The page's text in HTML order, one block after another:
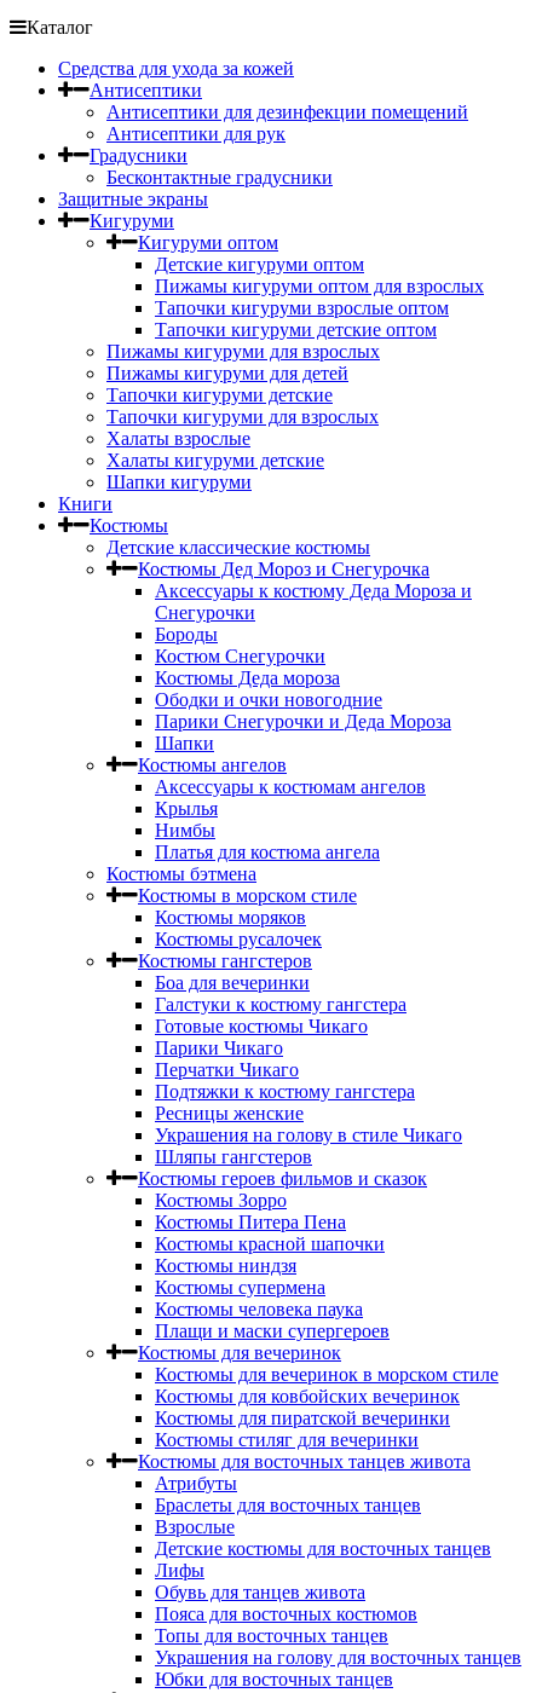
Каталог
Средства для ухода за кожей
Антисептики
Антисептики для дезинфекции помещений
Антисептики для рук
Градусники
Бесконтактные градусники
Защитные экраны
Кигуруми
Кигуруми оптом
Детские кигуруми оптом
Пижамы кигуруми оптом для взрослых
Тапочки кигуруми взрослые оптом
Тапочки кигуруми детские оптом
Пижамы кигуруми для взрослых
Пижамы кигуруми для детей
Тапочки кигуруми детские
Тапочки кигуруми для взрослых
Халаты взрослые
Халаты кигуруми детские
Шапки кигуруми
Книги
Костюмы
Детские классические костюмы
Костюмы Дед Мороз и Снегурочка
Аксессуары к костюму Деда Мороза и
Снегурочки
Бороды
Костюм Снегурочки
Костюмы Деда мороза
Ободки и очки новогодние
Парики Снегурочки и Деда Мороза
Шапки
Костюмы ангелов
Аксессуары к костюмам ангелов
Крылья
Нимбы
Платья для костюма ангела
Костюмы бэтмена
Костюмы в морском стиле
Костюмы моряков
Костюмы русалочек
Костюмы гангстеров
Боа для вечеринки
Галстуки к костюму гангстера
Готовые костюмы Чикаго
Парики Чикаго
Перчатки Чикаго
Подтяжки к костюму гангстера
Ресницы женские
Украшения на голову в стиле Чикаго
Шляпы гангстеров
Костюмы героев фильмов и сказок
Костюмы Зорро
Костюмы Питера Пена
Костюмы красной шапочки
Костюмы ниндзя
Костюмы супермена
Костюмы человека паука
Плащи и маски супергероев
Костюмы для вечеринок
Костюмы для вечеринок в морском стиле
Костюмы для ковбойских вечеринок
Костюмы для пиратской вечеринки
Костюмы стиляг для вечеринки
Костюмы для восточных танцев живота
Атрибуты
Браслеты для восточных танцев
Взрослые
Детские костюмы для восточных танцев
Лифы
Обувь для танцев живота
Пояса для восточных костюмов
Топы для восточных танцев
Украшения на голову для восточных танцев
Юбки для восточных танцев